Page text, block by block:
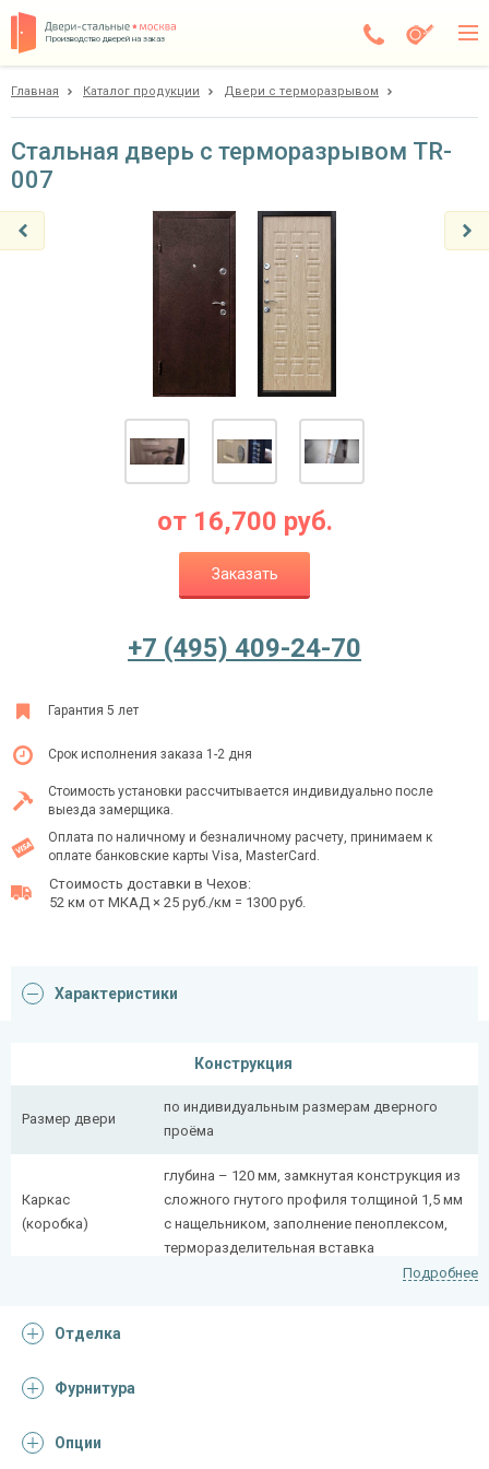
Производство дверей на заказ
Доставка
Покупателям
О компании
Контакты
Ежедневно с 08:00 до 24:00
+7 (495) 409-24-70
Главная Каталог продукции Двери с терморазрывом
Стальная дверь с терморазрывом TR-
007
от 16,700 руб.
Заказать
+7 (495) 409-24-70
Гарантия 5 лет
Срок исполнения заказа 1-2 дня
Стоимость установки рассчитывается индивидуально после
выезда замерщика.
Оплата по наличному и безналичному расчету, принимаем к
оплате банковские карты Visa, MasterCard.
Стоимость доставки в Чехов:
52 км от МКАД × 25 руб./км = 1300 руб.
Характеристики
Конструкция
Размер двери
по индивидуальным размерам дверного
проёма
Каркас
(коробка)
глубина – 120 мм, замкнутая конструкция из
сложного гнутого профиля толщиной 1,5 мм
с нащельником, заполнение пеноплексом,
терморазделительная вставка
Притворная
планка
Подробнее
Отделка
Фурнитура
Опции